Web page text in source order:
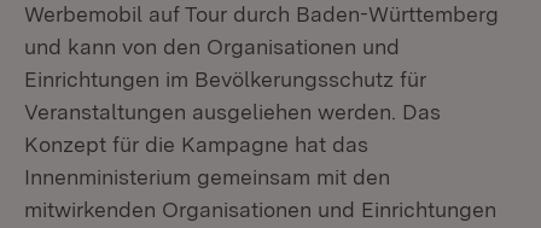
Werbemobil auf Tour durch Baden-Württemberg
und kann von den Organisationen und
Einrichtungen im Bevölkerungsschutz für
Veranstaltungen ausgeliehen werden. Das
Konzept für die Kampagne hat das
Innenministerium gemeinsam mit den
mitwirkenden Organisationen und Einrichtungen